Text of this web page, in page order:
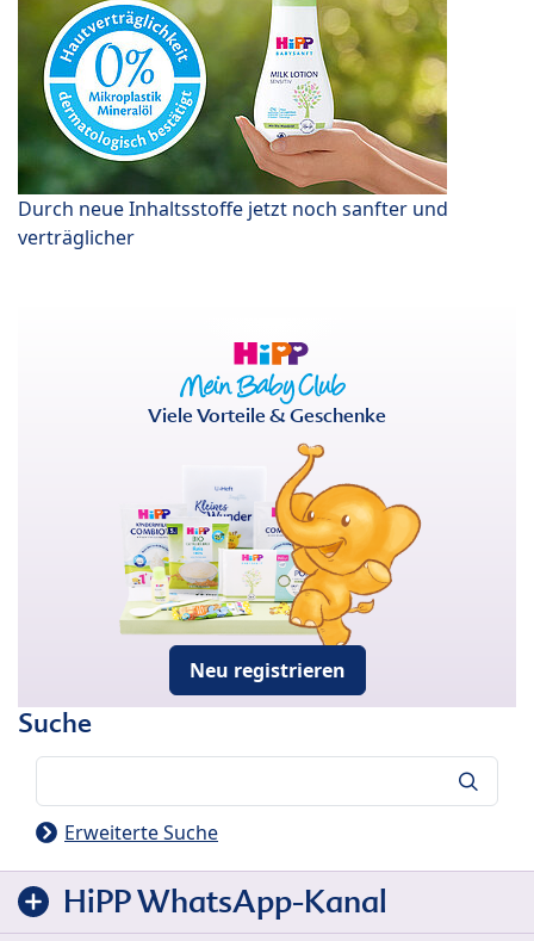
Durch neue Inhaltsstoffe jetzt noch sanfter und
verträglicher
Viele Vorteile & Geschenke
Neu registrieren
Suche
Erweiterte Suche
HiPP WhatsApp-Kanal